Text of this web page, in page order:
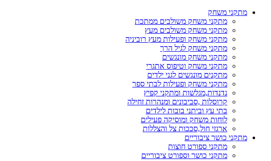
מתקני משחק
מתקני משחק משולבים ממתכת
מתקני משחק משולבים מעץ
מתקני משחק ופעילות מעץ רוביניה
מתקני משחק לגיל הרך
מתקני משחק מונגשים
מתקני משחק וטיפוס אתגרי
מתקנים מונגשים לגני ילדים
מתקני משחק ופעילות לבתי ספר
נדנדות,מגלשות ומתקני קפיץ
קרוסלות ,סביבונים ומנהרות זחילה
בתי עץ וביתני בובות לילדים
לוחות משחק ומוסיקה פעילים
ארגזי חול,סככות צל והצללות
מתקני כושר ציבוריים
מתקני ספורט חוצות
מתקני כושר וספורט ציבוריים